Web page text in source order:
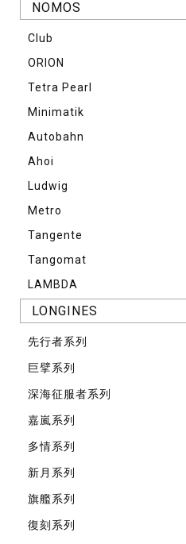
NOMOS
Club
ORION
Tetra Pearl
Minimatik
Autobahn
Ahoi
Ludwig
Metro
Tangente
Tangomat
LAMBDA
LONGINES
先⾏者系列
巨擘系列
深海征服者系列
嘉嵐系列
多情系列
新月系列
旗艦系列
復刻系列